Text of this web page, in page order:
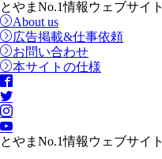
とやまNo.1情報ウェブサイト
About us
広告掲載&仕事依頼
お問い合わせ
本サイトの仕様
とやまNo.1情報ウェブサイト